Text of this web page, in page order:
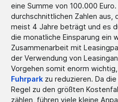
eine Summe von 100.000
durchschnittlichen Zahlen aus,
meist 4 Jahre beträgt und es
die monatliche Einsparung ein
Zusammenarbeit mit
der Verwendung von
Vorgehen somit enorm
Fuhrpark zu reduzieren. Da
Regel zu den größten
zählen, führen viele kleine